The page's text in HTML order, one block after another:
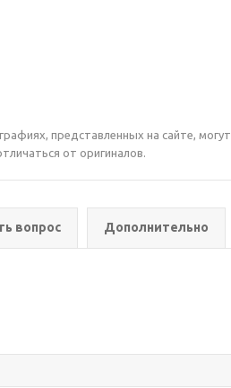
представленных на сайте, могут
от оригиналов.
вопрос Дополнительно